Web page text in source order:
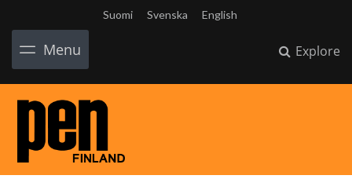
Suomi Svenska English
Menu Explore